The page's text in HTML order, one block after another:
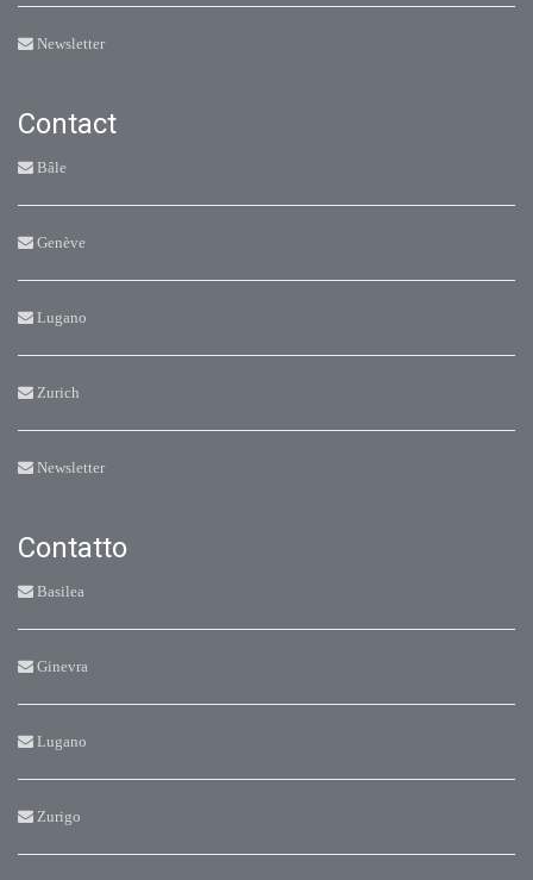
Newsletter
Contact
Bâle
Genève
Lugano
Zurich
Newsletter
Contatto
Basilea
Ginevra
Lugano
Zurigo